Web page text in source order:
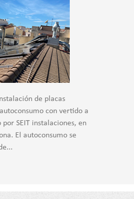
de placas
con vertido a
SEIT instalaciones, en
El autoconsumo se